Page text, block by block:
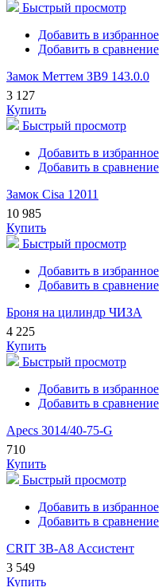
Быстрый просмотр
Добавить в избранное
Добавить в сравнение
Замок Меттем ЗВ9 143.0.0
3 127
Купить
Быстрый просмотр
Добавить в избранное
Добавить в сравнение
Замок Cisa 12011
10 985
Купить
Быстрый просмотр
Добавить в избранное
Добавить в сравнение
Броня на цилиндр ЧИЗА
4 225
Купить
Быстрый просмотр
Добавить в избранное
Добавить в сравнение
Apecs 3014/40-75-G
710
Купить
Быстрый просмотр
Добавить в избранное
Добавить в сравнение
CRIT ЗВ-А8 Ассистент
3 549
Купить